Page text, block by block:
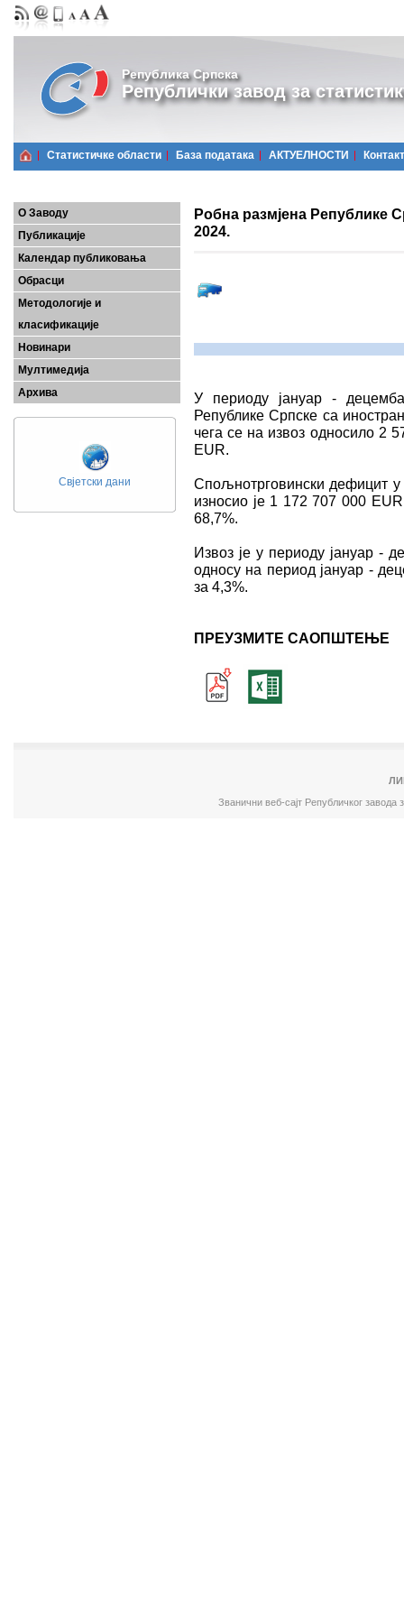
Република Српска
Републички завод за
Статистичке области Базa података АКТУЕЛНОСТИ Контакт
О Заводу
Публикације
Календар публиковања
Обрасци
Методологије и
класификације
Новинари
Мултимедија
Архива
Свјетски дани
Робна размјена Републике
2024.
У периоду јануар -
Републике Српске са
чега се на извоз односило 2
ЕUR.
Спољнотрговински дефицит у
износио је 1 172 707 000
68,7%.
Извоз је у периоду јануар -
односу на период јануар -
за 4,3%.
ПРЕУЗМИТЕ САОПШТЕЊЕ
Званични веб-сајт Републичког